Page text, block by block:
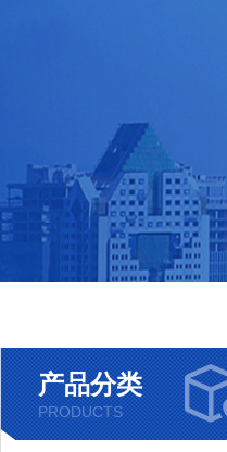
产品分类
PRODUCTS